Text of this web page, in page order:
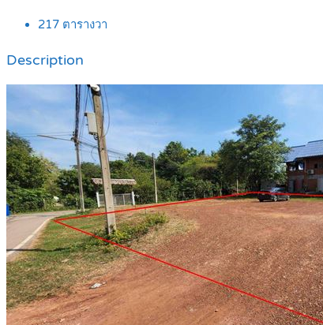
217 ตารางวา
Description